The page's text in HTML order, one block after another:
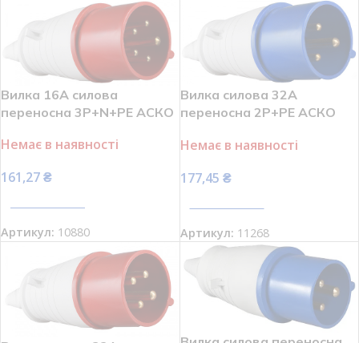
Вилка 16А силова
переносна 3Р+N+РЕ АСКО
Немає в наявності
161,27₴
Артикул: 10880
Вилка силова 32А
переносна 2Р+РЕ АСКО
Немає в наявності
177,45 ₴
Артикул: 11268